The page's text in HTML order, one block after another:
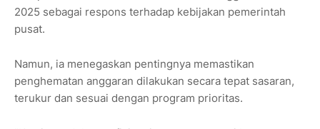
2025 sebagai respons terhadap kebijakan pemerintah
pusat.
Namun, ia menegaskan pentingnya memastikan
penghematan anggaran dilakukan secara tepat sasaran,
terukur dan sesuai dengan program prioritas.